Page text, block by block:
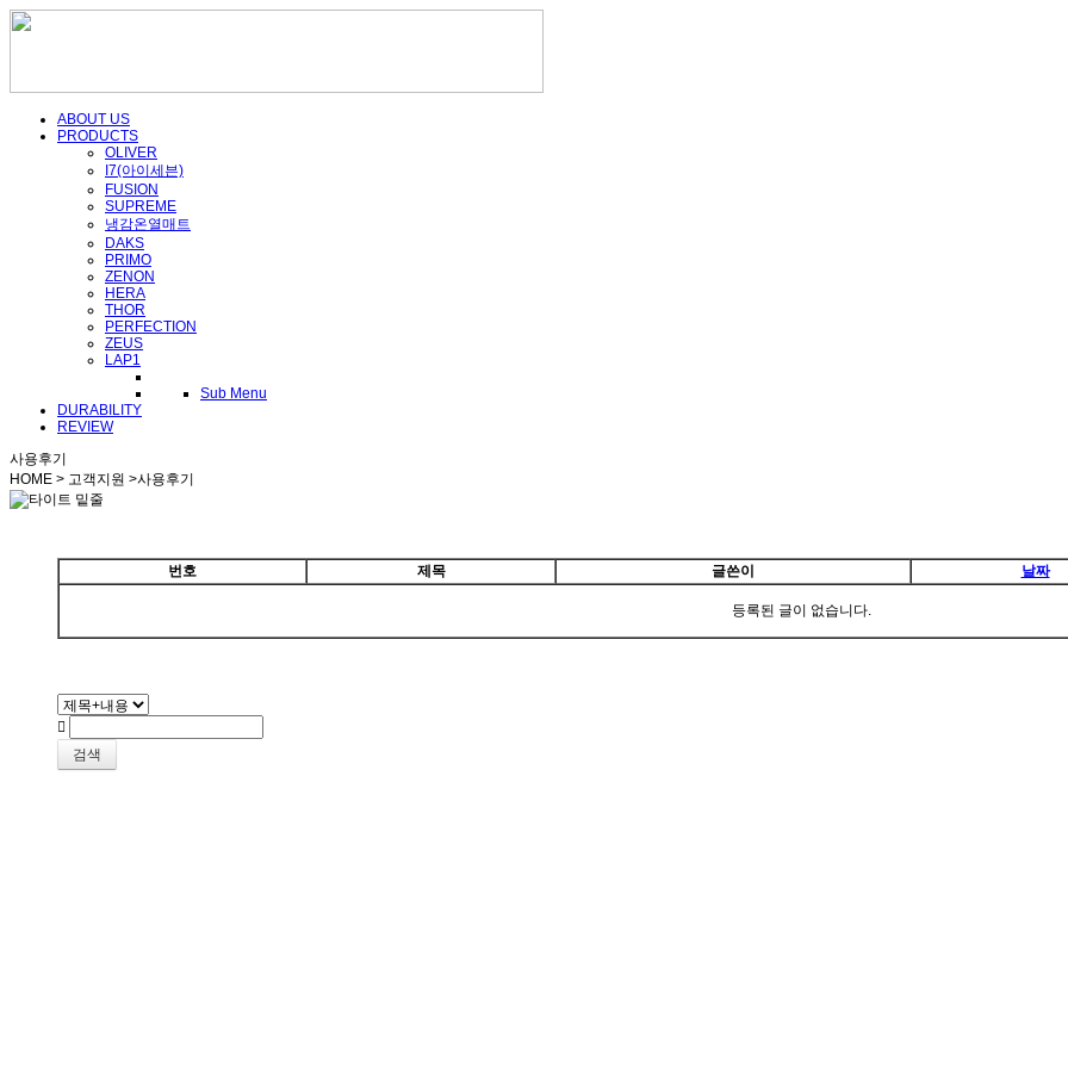
ABOUT US
PRODUCTS
OLIVER
I7(아이세븐)
FUSION
SUPREME
냉감온열매트
DAKS
PRIMO
ZENON
HERA
THOR
PERFECTION
ZEUS
LAP1
Sub Menu
DURABILITY
REVIEW
사용후기
HOME > 고객지원 >사용후기
번호 제목 글쓴이 날짜
등록된 글이 없습니다.
검색